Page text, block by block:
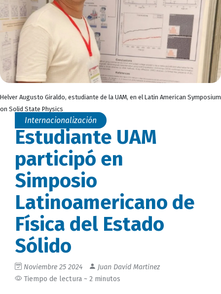
Helver Augusto Giraldo, estudiante de la UAM, en el Latin American Symposium
on Solid State Physics
Internacionalización
Estudiante UAM
participó en
Simposio
Latinoamericano de
Física del Estado
Sólido
Noviembre 25 2024
Juan David Martinez
Tiempo de lectura ~ 2 minutos